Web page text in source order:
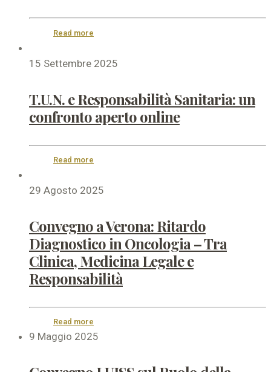
Read more
15 Settembre 2025
T.U.N. e Responsabilità Sanitaria: un
confronto aperto online
Read more
29 Agosto 2025
Convegno a Verona: Ritardo
Diagnostico in Oncologia – Tra
Clinica, Medicina Legale e
Responsabilità
Read more
9 Maggio 2025